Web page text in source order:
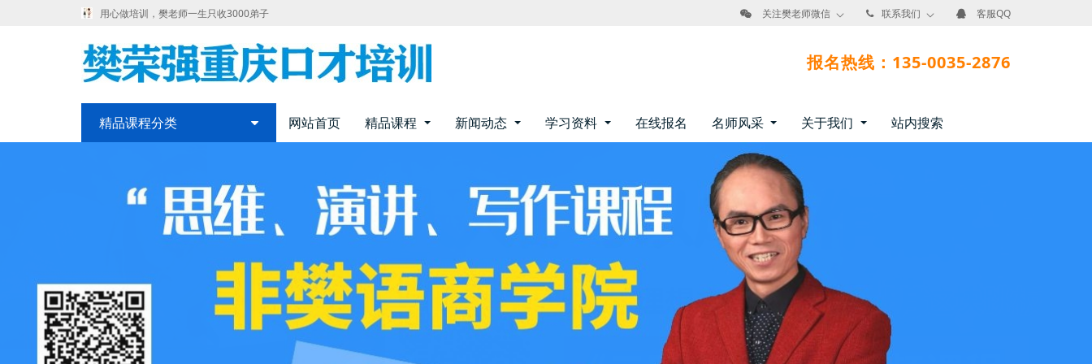
用心做培训，樊老师一生只收3000弟子 关注樊老师微信 联系我们 客服QQ
报名热线：135-0035-2876
精品课程分类 网站首页 精品课程 新闻动态 学习资料 在线报名 名师风采 关于我们 站内搜索